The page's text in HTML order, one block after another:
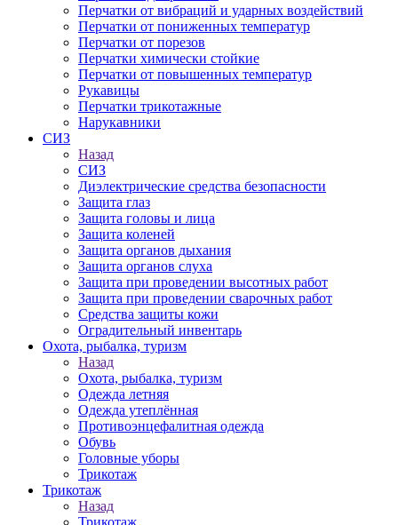
Перчатки от вибраций и ударных воздействий
Перчатки от пониженных температур
Перчатки от порезов
Перчатки химически стойкие
Перчатки от повышенных температур
Рукавицы
Перчатки трикотажные
Нарукавники
СИЗ
Назад
СИЗ
Диэлектрические средства безопасности
Защита глаз
Защита головы и лица
Защита коленей
Защита органов дыхания
Защита органов слуха
Защита при проведении высотных работ
Защита при проведении сварочных работ
Средства защиты кожи
Оградительный инвентарь
Охота, рыбалка, туризм
Назад
Охота, рыбалка, туризм
Одежда летняя
Одежда утеплённая
Противоэнцефалитная одежда
Обувь
Головные уборы
Трикотаж
Трикотаж
Назад
Трикотаж